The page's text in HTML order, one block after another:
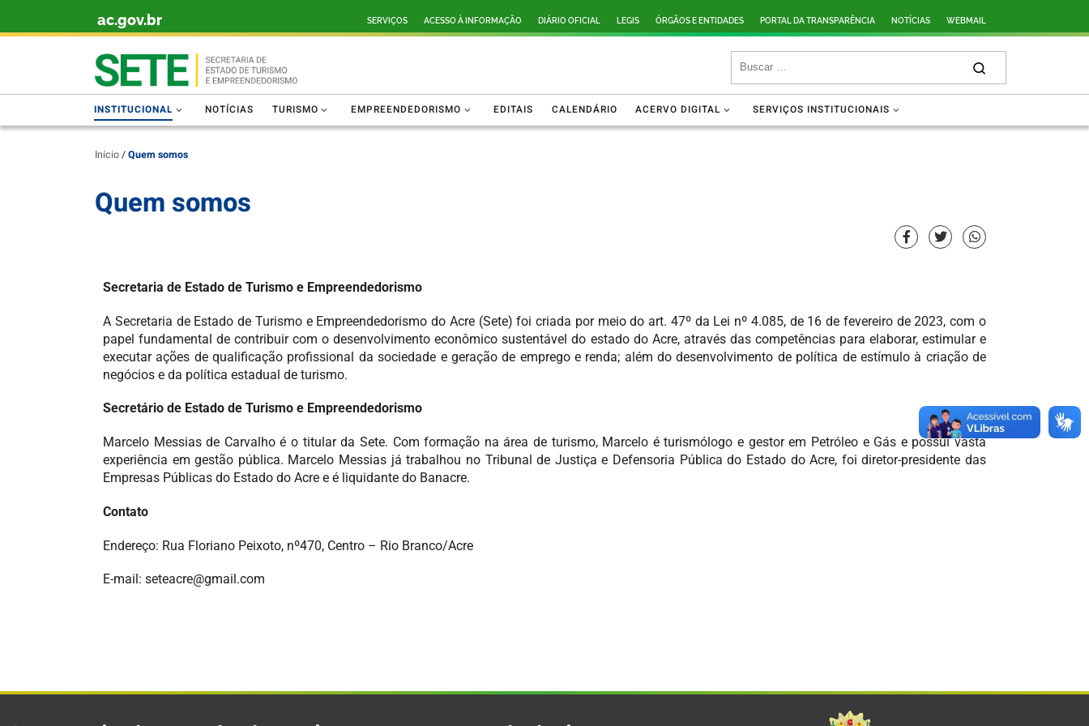
ac.gov.br SERVIÇOS ACESSO À INFORMAÇÃO DIÁRIO OFICIAL LEGIS ÓRGÃOS E ENTIDADES PORTAL DA TRANSPARÊNCIA NOTÍCIAS WEBMAIL
INSTITUCIONAL NOTÍCIAS TURISMO EMPREENDEDORISMO EDITAIS CALENDÁRIO ACERVO DIGITAL SERVIÇOS INSTITUCIONAIS
Início/Quem somos
Quem somos
Secretaria de Estado de Turismo e Empreendedorismo
A Secretaria de Estado de Turismo e Empreendedorismo do Acre (Sete) foi criada por meio do art. 47º da Lei nº 4.085, de 16 de fevereiro de 2023, com o
papel fundamental de contribuir com o desenvolvimento econômico sustentável do estado do Acre, através das competências para elaborar, estimular e
executar ações de qualificação profissional da sociedade e geração de emprego e renda; além do desenvolvimento de política de estímulo à criação de
negócios e da política estadual de turismo.
Secretário de Estado de Turismo e Empreendedorismo
Marcelo Messias de Carvalho é o titular da Sete. Com formação na área de turismo, Marcelo é turismólogo e gestor em Petróleo e Gás e possui vasta
experiência em gestão pública. Marcelo Messias já trabalhou no Tribunal de Justiça e Defensoria Pública do Estado do Acre, foi diretor-presidente das
Empresas Públicas do Estado do Acre e é liquidante do Banacre.
Contato
Endereço: Rua Floriano Peixoto, nº470, Centro – Rio Branco/Acre
E-mail: seteacre@gmail.com